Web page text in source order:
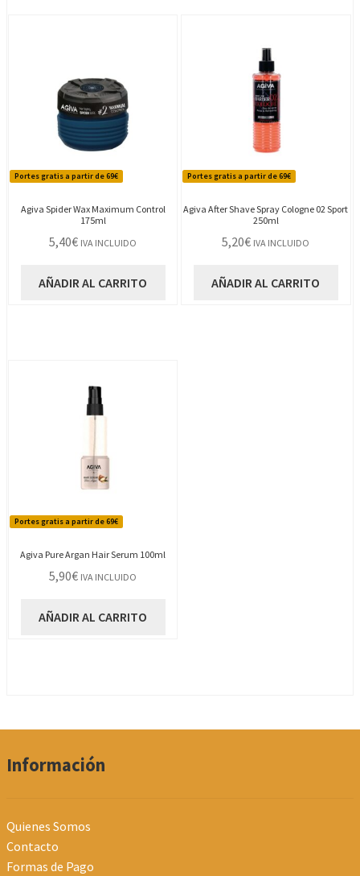
Portes gratis a partir de 69€
Agiva Spider Wax Maximum Control
175ml
5,40€ IVA INCLUIDO
AÑADIR AL CARRITO
Portes gratis a partir de 69€
Agiva After Shave Spray Cologne 02 Sport
250ml
5,20€ IVA INCLUIDO
AÑADIR AL CARRITO
Portes gratis a partir de 69€
Agiva Pure Argan Hair Serum 100ml
5,90€ IVA INCLUIDO
AÑADIR AL CARRITO
Información
Quienes Somos
Contacto
Formas de Pago